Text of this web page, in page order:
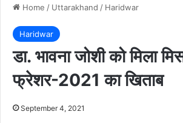
Home / Uttarakhand / Haridwar
Haridwar
डा. भावना जोशी को मिला
फ्रेशर-2021 का खिताब
September 4, 2021